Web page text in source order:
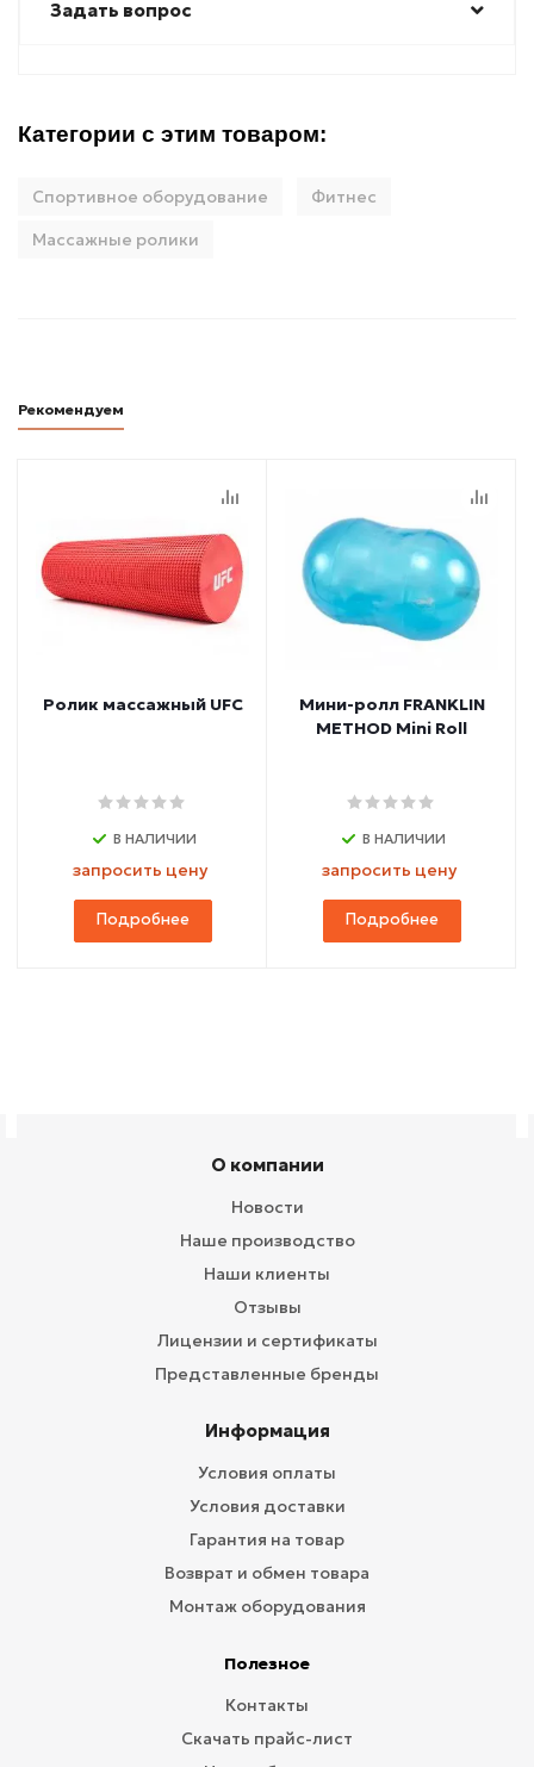
Задать вопрос
Категории с этим товаром:
Спортивное оборудование
Фитнес
Массажные ролики
Рекомендуем
Ролик массажный UFC
В НАЛИЧИИ
запросить цену
Подробнее
Мини-ролл FRANKLIN
METHOD Mini Roll
В НАЛИЧИИ
запросить цену
Подробнее
О компании
Новости
Наше производство
Наши клиенты
Отзывы
Лицензии и сертификаты
Представленные бренды
Информация
Условия оплаты
Условия доставки
Гарантия на товар
Возврат и обмен товара
Монтаж оборудования
Полезное
Контакты
Скачать прайс-лист